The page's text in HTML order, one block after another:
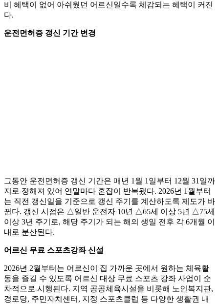
비 혜택이 없어 아쉬웠던 어르신일수록 체감되는 혜택이 커진
다.
운전면허증 갱신 기간 변경
그동안 운전면허증 갱신 기간은 매년 1월 1일부터 12월 31일까
지로 정해져 있어 연말마다 혼잡이 반복됐다. 2026년 1월부터
는 직전 갱신일을 기준으로 갱신 주기를 계산하도록 제도가 바
뀐다. 갱신 시점은 △일반 운전자 10년 △65세 이상 5년 △75세
이상 3년 주기로, 해당 주기가 되는 해의 생일 전후 각 6개월 이
내로 분산된다.
어르신 무료 스포츠강좌 신설
2026년 2월부터는 어르신이 집 가까운 곳에서 원하는 체육활
동을 즐길 수 있도록 어르신 대상 무료 스포츠 강좌 사업이 순
차적으로 시행된다. 지역 공공체육시설을 비롯해 노인복지관,
경로당, 주민자치센터, 지정 스포츠클럽 등 다양한 생활권 내